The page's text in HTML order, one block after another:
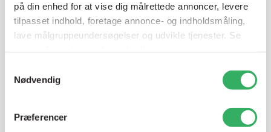
på din enhed for at vise dig målrettede annoncer, levere
tilpasset indhold, foretage annonce- og indholdsmåling,
lave målgruppeundersøgelser og udvikle tjenester. Se
tilbage eller ændre indstillinger fra vores
"Cookiedeklaration", eller ved at trykke på "Privacy
Nødvendig
Præferencer
Mandag - Torsdag 07:00-15:30
07:00-13:45